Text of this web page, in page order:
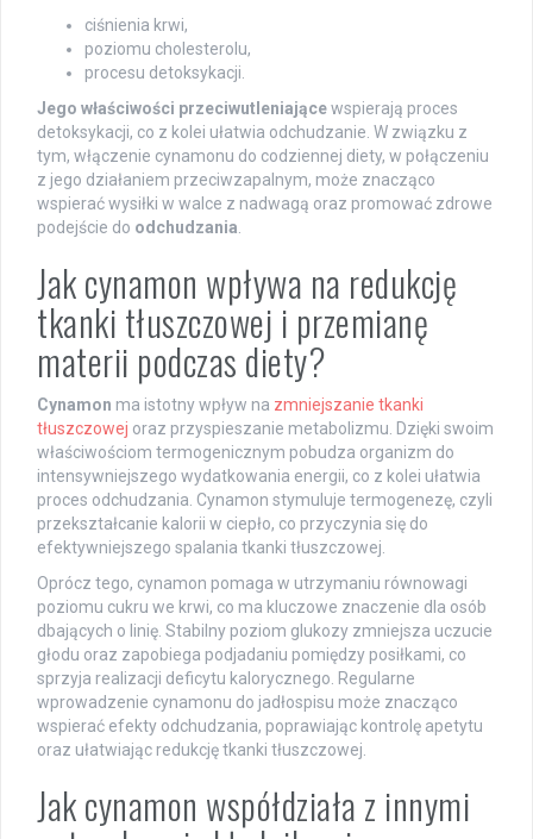
ciśnienia krwi,
poziomu cholesterolu,
procesu detoksykacji.
Jego właściwości przeciwutleniającewspierają proces
detoksykacji, co z kolei ułatwia odchudzanie. W związku z
tym, włączenie cynamonu do codziennej diety, w połączeniu
z jego działaniem przeciwzapalnym, może znacząco
wspierać wysiłki w walce z nadwagą oraz promować zdrowe
podejście do odchudzania
Jak cynamon wpływa na redukcję
tkanki tłuszczowej i przemianę
materii podczas diety?
Cynamon ma istotny wpływ na zmniejszanie tkanki
tłuszczowej oraz przyspieszanie metabolizmu. Dzięki swoim
właściwościom termogenicznym pobudza organizm do
intensywniejszego wydatkowania energii, co z kolei ułatwia
proces odchudzania. Cynamon stymuluje termogenezę, czyli
przekształcanie kalorii w ciepło, co przyczynia się do
efektywniejszego spalania tkanki tłuszczowej.
Oprócz tego, cynamon pomaga w utrzymaniu równowagi
poziomu cukru we krwi, co ma kluczowe znaczenie dla osób
dbających o linię. Stabilny poziom glukozy zmniejsza uczucie
głodu oraz zapobiega podjadaniu pomiędzy posiłkami, co
sprzyja realizacji deficytu kalorycznego. Regularne
wprowadzenie cynamonu do jadłospisu może znacząco
wspierać efekty odchudzania, poprawiając kontrolę apetytu
oraz ułatwiając redukcję tkanki tłuszczowej.
Jak cynamon współdziała z innymi